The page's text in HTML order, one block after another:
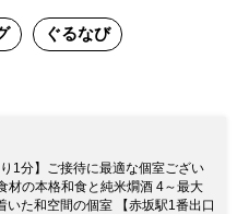
埼玉を代表する蔵元『神
名様可能。
ぐるなび
り1分】ご接待に最適な個室ござい
材の本格和食と純米燗酒 4～最大
た和空間の個室 【赤坂駅1番出口